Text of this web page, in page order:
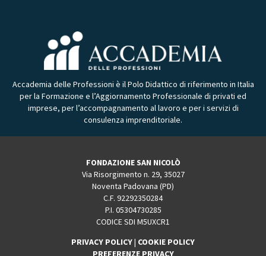
Accademia delle Professioni è il Polo Didattico di riferimento in Italia
per la Formazione e l’Aggiornamento Professionale di privati ed
imprese, per l’accompagnamento al lavoro e per i servizi di
consulenza imprenditoriale.
FONDAZIONE SAN NICOLÒ
Via Risorgimento n. 29, 35027
Noventa Padovana (PD)
C.F. 92292350284
P.I. 05304730285
CODICE SDI M5UXCR1
PRIVACY POLICY| COOKIE POLICY
PREFERENZE PRIVACY